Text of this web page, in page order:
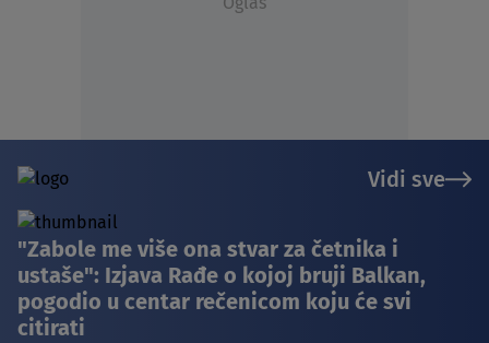
Vidi sve
"Zabole me više ona stvar za četnika i
ustaše": Izjava Rađe o kojoj bruji Balkan,
pogodio u centar rečenicom koju će svi
citirati